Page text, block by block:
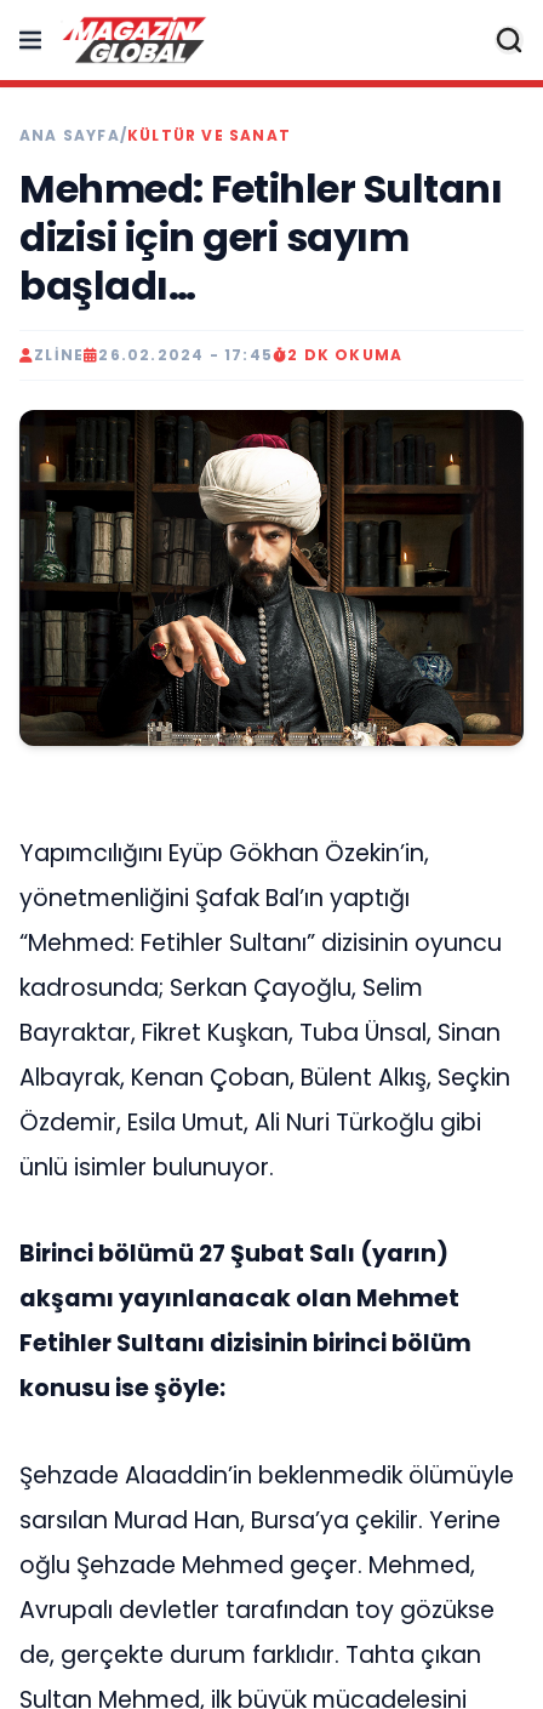
ANA SAYFA/KÜLTÜR VE SANAT
Mehmed: Fetihler Sultanı
dizisi için geri sayım
başladı…
ZLINE 26.02.2024 - 17:45 2 DK OKUMA
Yapımcılığını Eyüp Gökhan Özekin’in,
yönetmenliğini Şafak Bal’ın yaptığı
“Mehmed: Fetihler Sultanı” dizisinin oyuncu
kadrosunda; Serkan Çayoğlu, Selim
Bayraktar, Fikret Kuşkan, Tuba Ünsal, Sinan
Albayrak, Kenan Çoban, Bülent Alkış, Seçkin
Özdemir, Esila Umut, Ali Nuri Türkoğlu gibi
ünlü isimler bulunuyor.
Birinci bölümü 27 Şubat Salı (yarın)
akşamı yayınlanacak olan Mehmet
Fetihler Sultanı dizisinin birinci bölüm
konusu ise şöyle:
Şehzade Alaaddin’in beklenmedik ölümüyle
sarsılan Murad Han, Bursa’ya çekilir. Yerine
oğlu Şehzade Mehmed geçer. Mehmed,
Avrupalı devletler tarafından toy gözükse
de, gerçekte durum farklıdır. Tahta çıkan
Sultan Mehmed, ilk büyük mücadelesini